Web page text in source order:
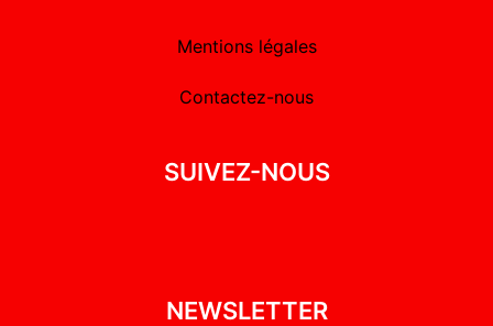
Mentions légales
Contactez-nous
SUIVEZ-NOUS
NEWSLETTER